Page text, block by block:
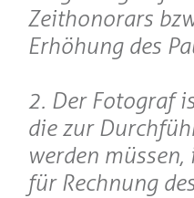
Zeithonorars
Erhöhung des
2. Der Fotograf
die zur
werden
für Rechnung